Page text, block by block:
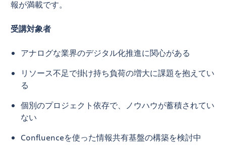
報が満載です。
受講対象者
アナログな業界のデジタル化推進に関心がある
リソース不足で掛け持ち負荷の増大に課題を抱えてい
る
個別のプロジェクト依存で、ノウハウが蓄積されてい
ない
Confluenceを使った情報共有基盤の構築を検討中